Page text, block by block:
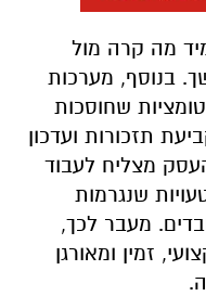
מה קרה מול
בנוסף, מערכות
שחוסכות
תזכורות ועדכון
מצליח לעבוד
שנגרמות
מעבר לכך,
זמין ומאורגן